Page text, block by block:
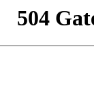
504